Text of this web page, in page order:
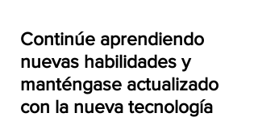
Continúe aprendiendo
nuevas habilidades y
manténgase actualizado
con la nueva tecnología